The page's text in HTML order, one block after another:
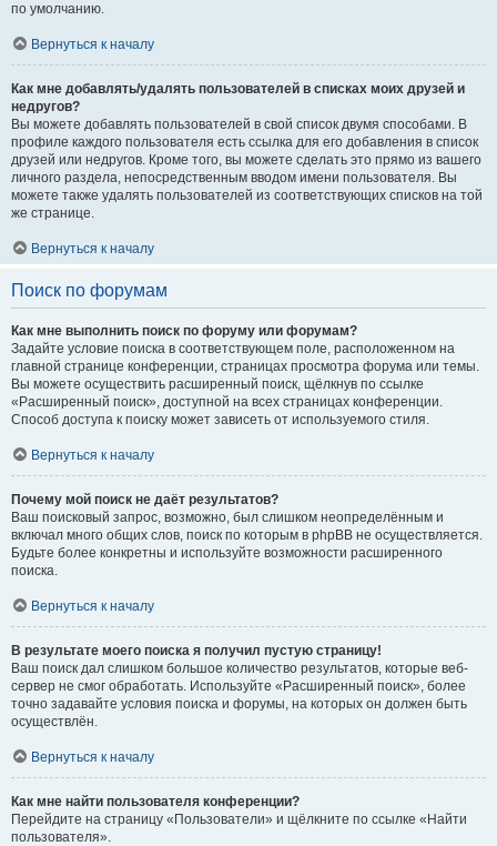
по умолчанию.
Вернуться к началу
Как мне добавлять/удалять пользователей в списках моих друзей и
недругов?
Вы можете добавлять пользователей в свой список двумя способами. В
профиле каждого пользователя есть ссылка для его добавления в список
друзей или недругов. Кроме того, вы можете сделать это прямо из вашего
личного раздела, непосредственным вводом имени пользователя. Вы
можете также удалять пользователей из соответствующих списков на той
же странице.
Вернуться к началу
Поиск по форумам
Как мне выполнить поиск по форуму или форумам?
Задайте условие поиска в соответствующем поле, расположенном на
главной странице конференции, страницах просмотра форума или темы.
Вы можете осуществить расширенный поиск, щёлкнув по ссылке
«Расширенный поиск», доступной на всех страницах конференции.
Способ доступа к поиску может зависеть от используемого стиля.
Вернуться к началу
Почему мой поиск не даёт результатов?
Ваш поисковый запрос, возможно, был слишком неопределённым и
включал много общих слов, поиск по которым в phpBB не осуществляется.
Будьте более конкретны и используйте возможности расширенного
поиска.
Вернуться к началу
В результате моего поиска я получил пустую страницу!
Ваш поиск дал слишком большое количество результатов, которые веб-
сервер не смог обработать. Используйте «Расширенный поиск», более
точно задавайте условия поиска и форумы, на которых он должен быть
осуществлён.
Вернуться к началу
Как мне найти пользователя конференции?
Перейдите на страницу «Пользователи» и щёлкните по ссылке «Найти
пользователя».